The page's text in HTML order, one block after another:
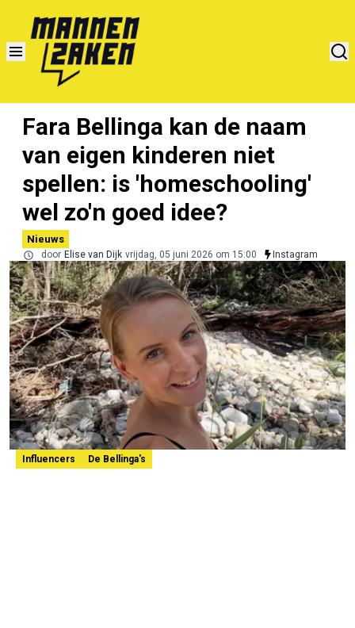
Fara Bellinga kan de naam
van eigen kinderen niet
spellen: is 'homeschooling'
wel zo'n goed idee?
Nieuws
door Elise van Dijk vrijdag, 05 juni 2026 om 15:00 Instagram
Influencers De Bellinga's